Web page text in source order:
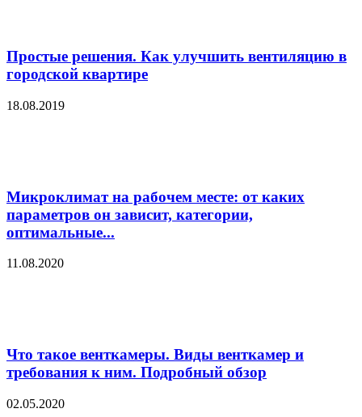
Простые решения. Как улучшить вентиляцию в
городской квартире
18.08.2019
Микроклимат на рабочем месте: от каких
параметров он зависит, категории,
оптимальные...
11.08.2020
Что такое венткамеры. Виды венткамер и
требования к ним. Подробный обзор
02.05.2020